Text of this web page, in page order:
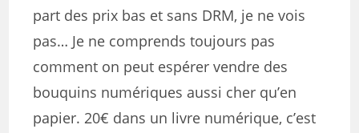
part des prix bas et sans DRM, je ne vois
pas… Je ne comprends toujours pas
comment on peut espérer vendre des
bouquins numériques aussi cher qu’en
papier. 20€ dans un livre numérique, c’est